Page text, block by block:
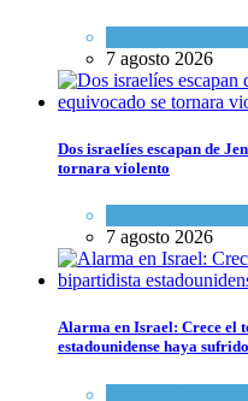
7 agosto 2026
Dos israelíes escapan de
tornara violento
7 agosto 2026
Alarma en Israel: Crece el
estadounidense haya